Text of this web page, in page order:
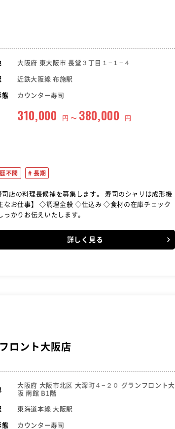
大阪府 東大阪市 長堂３丁目１−１−４
近鉄大阪線 布施駅
態 カウンター寿司
310,000 円 〜 380,000 円
不問 長期
かりお伝えいたします。
詳しく見る
ロント大阪店
大阪府 大阪市北区 大深町４−２０ グランフロント大
阪 南館 B1階
東海道本線 大阪駅
態 カウンター寿司